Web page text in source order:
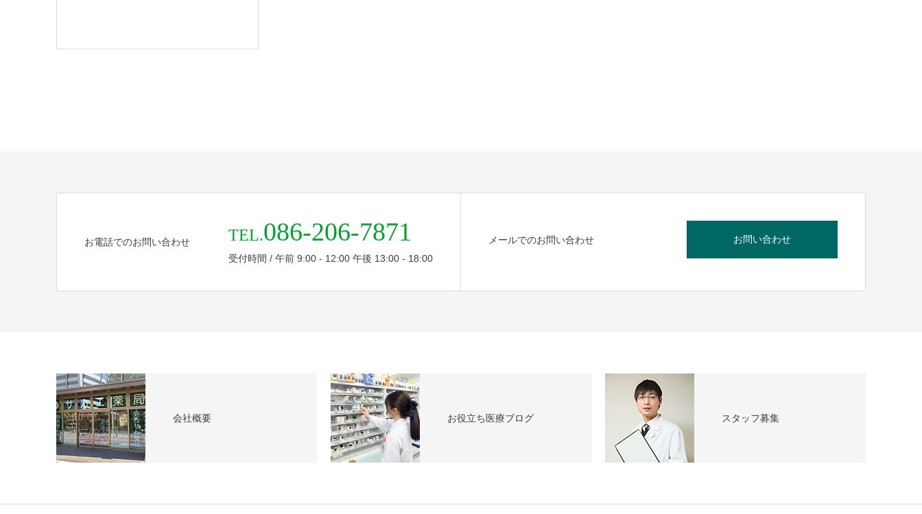
お電話でのお問い合わせ TEL.086-206-7871
受付時間 / 午前 9:00 - 12:00 午後 13:00 - 18:00
メールでのお問い合わせ お問い合わせ
会社概要 お役立ち医療ブログ スタッフ募集